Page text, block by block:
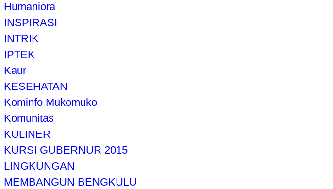
Humaniora
INSPIRASI
INTRIK
IPTEK
Kaur
KESEHATAN
Kominfo Mukomuko
Komunitas
KULINER
KURSI GUBERNUR 2015
LINGKUNGAN
MEMBANGUN BENGKULU